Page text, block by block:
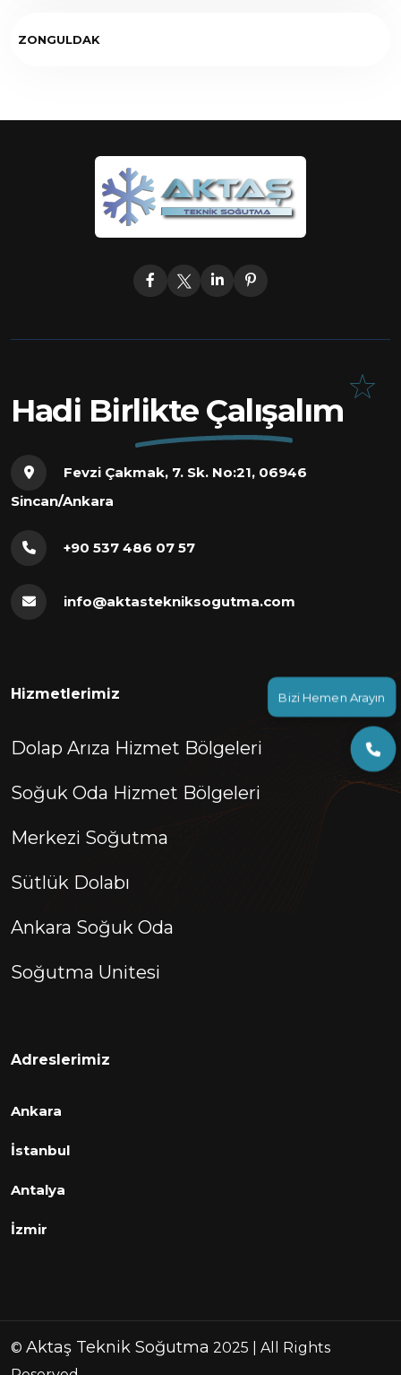
Bizi Hemen Arayın
ZONGULDAK
Hadi Birlikte Çalışalım
Fevzi Çakmak, 7. Sk. No:21, 06946
Sincan/Ankara
+90 537 486 07 57
info@aktastekniksogutma.com
Hizmetlerimiz
Dolap Arıza Hizmet Bölgeleri
Soğuk Oda Hizmet Bölgeleri
Merkezi Soğutma
Sütlük Dolabı
Ankara Soğuk Oda
Soğutma Unitesi
Adreslerimiz
Ankara
İstanbul
Antalya
İzmir
© Aktaş Teknik Soğutma 2025 | All Rights